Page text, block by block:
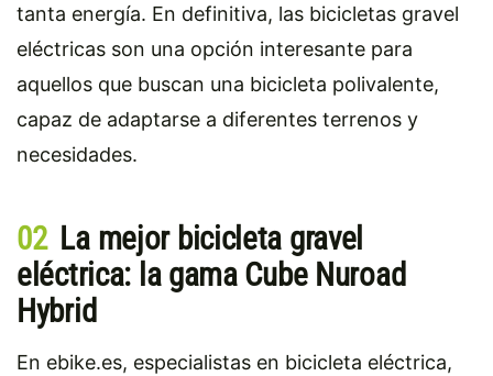
tanta energía. En definitiva, las bicicletas gravel
eléctricas son una opción interesante para
aquellos que buscan una bicicleta polivalente,
capaz de adaptarse a diferentes terrenos y
necesidades.
02 La mejor bicicleta gravel
eléctrica: la gama Cube Nuroad
Hybrid
En ebike.es, especialistas en bicicleta eléctrica,